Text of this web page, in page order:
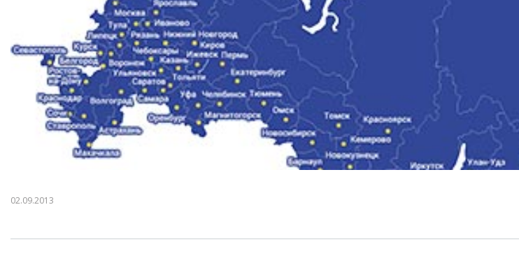
02.09.2013